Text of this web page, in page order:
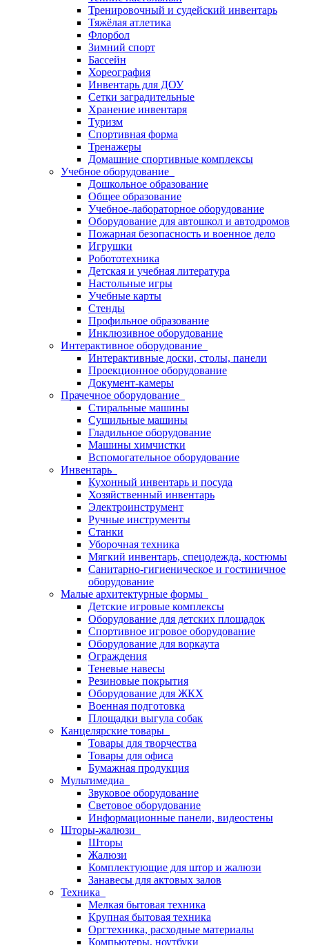
Тренировочный и судейский инвентарь
Тяжёлая атлетика
Флорбол
Зимний спорт
Бассейн
Хореография
Инвентарь для ДОУ
Сетки заградительные
Хранение инвентаря
Туризм
Спортивная форма
Тренажеры
Домашние спортивные комплексы
Учебное оборудование
Дошкольное образование
Общее образование
Учебное-лабораторное оборудование
Оборудование для автошкол и автодромов
Пожарная безопасность и военное дело
Игрушки
Робототехника
Детская и учебная литература
Настольные игры
Учебные карты
Стенды
Профильное образование
Инклюзивное оборудование
Интерактивное оборудование
Интерактивные доски, столы, панели
Проекционное оборудование
Документ-камеры
Прачечное оборудование
Стиральные машины
Сушильные машины
Гладильное оборудование
Машины химчистки
Вспомогательное оборудование
Инвентарь
Кухонный инвентарь и посуда
Хозяйственный инвентарь
Электроинструмент
Ручные инструменты
Станки
Уборочная техника
Мягкий инвентарь, спецодежда, костюмы
Санитарно-гигиеническое и гостиничное
оборудование
Малые архитектурные формы
Детские игровые комплексы
Оборудование для детских площадок
Спортивное игровое оборудование
Оборудование для воркаута
Ограждения
Теневые навесы
Резиновые покрытия
Оборудование для ЖКХ
Военная подготовка
Площадки выгула собак
Канцелярские товары
Товары для творчества
Товары для офиса
Бумажная продукция
Мультимедиа
Звуковое оборудование
Световое оборудование
Информационные панели, видеостены
Шторы-жалюзи
Шторы
Жалюзи
Комплектующие для штор и жалюзи
Занавесы для актовых залов
Техника
Мелкая бытовая техника
Крупная бытовая техника
Оргтехника, расходные материалы
Компьютеры, ноутбуки